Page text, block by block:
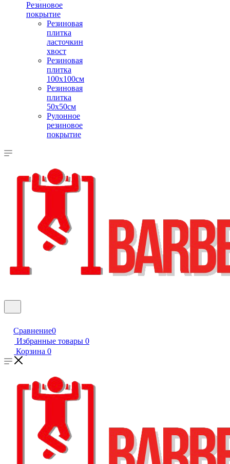
Резиновое
покрытие
Резиновая
плитка
ласточкин
хвост
Резиновая
плитка
100х100см
Резиновая
плитка
50х50см
Рулонное
резиновое
покрытие
Сравнение0
Избранные товары 0
Корзина 0